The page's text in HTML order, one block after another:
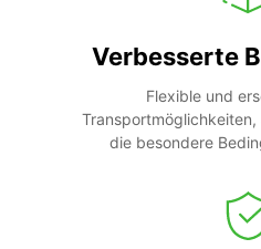
Verbesserte
Flexible und
die besondere